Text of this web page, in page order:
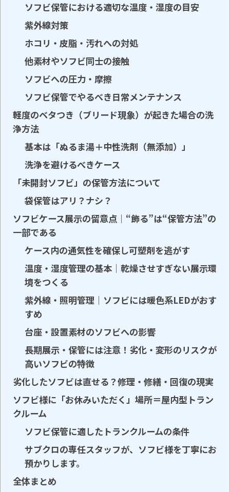
ソフビ保管における適切な温度・湿度の目安
紫外線対策
ホコリ・皮脂・汚れへの対処
他素材やソフビ同士の接触
ソフビへの圧力・摩擦
ソフビ保管でやるべき日常メンテナンス
軽度のベタつき（ブリード現象）が起きた場合の洗
浄方法
基本は「ぬるま湯＋中性洗剤（無添加）」
洗浄を避けるべきケース
「未開封ソフビ」の保管方法について
袋保管はアリ？ナシ？
ソフビケース展示の留意点｜“飾る”は“保管方法”の
一部である
ケース内の通気性を確保し可塑剤を逃がす
温度・湿度管理の基本｜乾燥させすぎない展示環
境をつくる
紫外線・照明管理｜ソフビには暖色系LEDがおす
すめ
台座・設置素材のソフビへの影響
長期展示・保管には注意！劣化・変形のリスクが
高いソフビの特徴
劣化したソフビは直せる？修理・修繕・回復の現実
ソフビ様に「お休みいただく」場所＝屋内型トラン
クルーム
ソフビ保管に適したトランクルームの条件
サブクロの専任スタッフが、ソフビ様を丁寧にお
預かりします。
全体まとめ